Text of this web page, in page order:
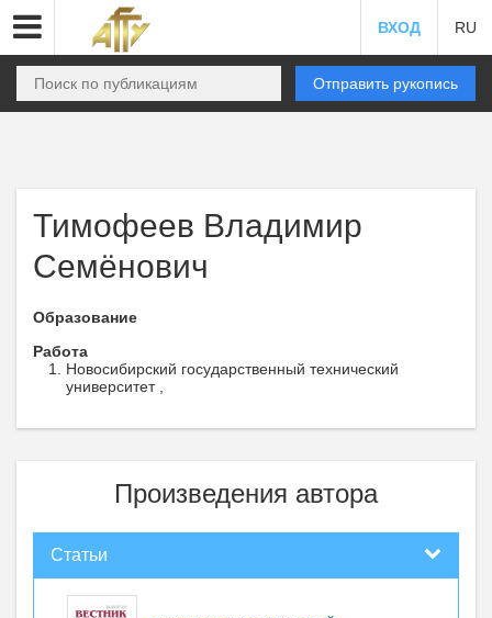
ВХОД RU
Отправить рукопись
Тимофеев Владимир
Семёнович
Образование
Работа
Новосибирский государственный технический
университет ,
Произведения автора
Статьи